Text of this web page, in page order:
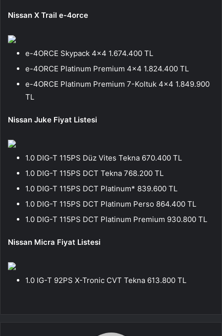
Nissan X Trail e-4orce
e-4ORCE Skypack 4×4 1.674.400 TL
e-4ORCE Platinum Premium 4×4 1.824.400 TL
e-4ORCE Platinum Premium 7-Koltuk 4×4 1.849.900
TL
Nissan Juke Fiyat Listesi
1.0 DIG-T 115PS Düz Vites Tekna 670.400 TL
1.0 DIG-T 115PS DCT Tekna 768.200 TL
1.0 DIG-T 115PS DCT Platinum* 839.600 TL
1.0 DIG-T 115PS DCT Platinum Perso 864.400 TL
1.0 DIG-T 115PS DCT Platinum Premium 930.800 TL
Nissan Micra Fiyat Listesi
1.0 IG-T 92PS X-Tronic CVT Tekna 613.800 TL